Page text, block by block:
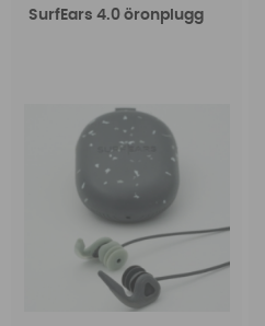
SurfEars 4.0 öronplugg